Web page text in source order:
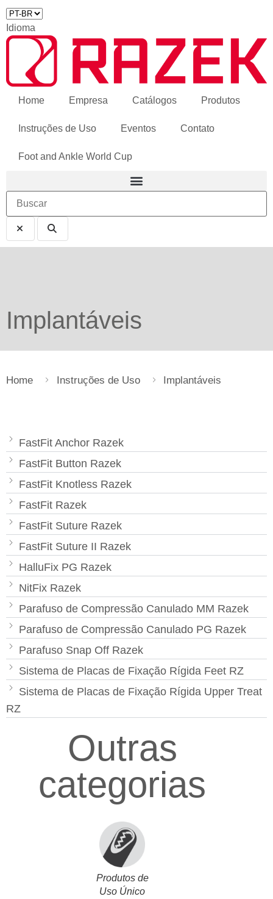
Idioma
Home Empresa Catálogos Produtos
Instruções de Uso Eventos Contato
Foot and Ankle World Cup
Implantáveis
Home Instruções de Uso Implantáveis
FastFit Anchor Razek
FastFit Button Razek
FastFit Knotless Razek
FastFit Razek
FastFit Suture Razek
FastFit Suture II Razek
HalluFix PG Razek
NitFix Razek
Parafuso de Compressão Canulado MM Razek
Parafuso de Compressão Canulado PG Razek
Parafuso Snap Off Razek
Sistema de Placas de Fixação Rígida Feet RZ
Sistema de Placas de Fixação Rígida Upper Treat
RZ
Outras
categorias
Produtos de
Uso Único